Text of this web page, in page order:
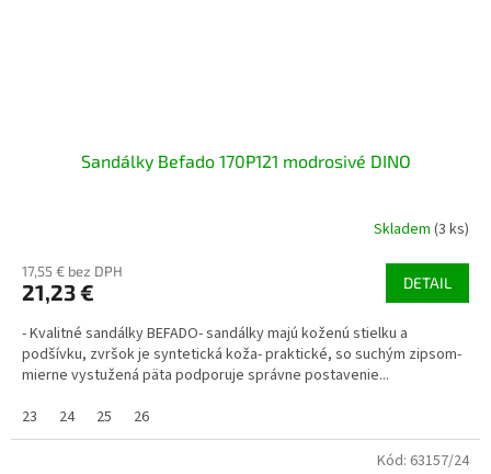
Sandálky Befado 170P121 modrosivé DINO
Skladem (3 ks)
17,55 € bez DPH
21,23 € DETAIL
- Kvalitné sandálky BEFADO- sandálky majú koženú stielku a
podšívku, zvršok je syntetická koža- praktické, so suchým zipsom-
mierne vystužená päta podporuje správne postavenie...
23
24 25 26
Kód: 63157/24